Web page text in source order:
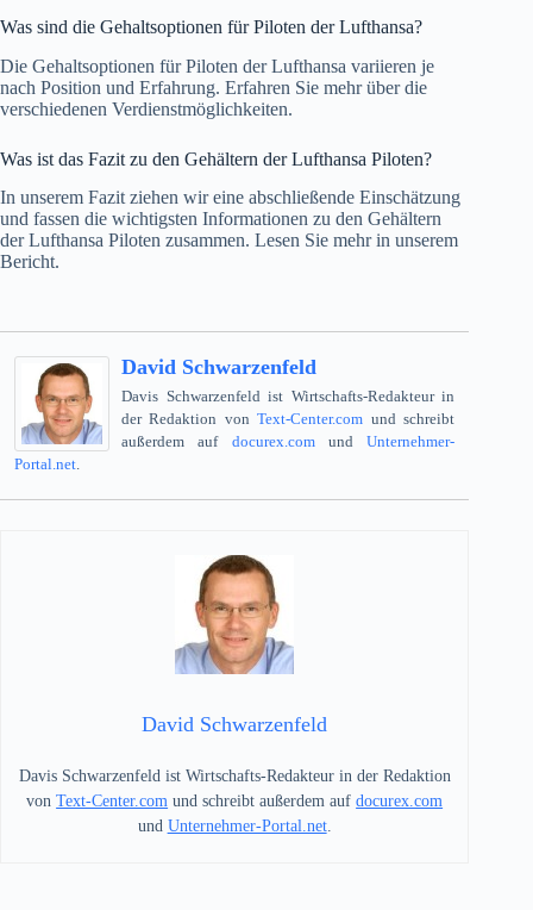
Was sind die Gehaltsoptionen für Piloten der Lufthansa?
Die Gehaltsoptionen für Piloten der Lufthansa variieren je
nach Position und Erfahrung. Erfahren Sie mehr über die
verschiedenen Verdienstmöglichkeiten.
Was ist das Fazit zu den Gehältern der Lufthansa Piloten?
In unserem Fazit ziehen wir eine abschließende Einschätzung
und fassen die wichtigsten Informationen zu den Gehältern
der Lufthansa Piloten zusammen. Lesen Sie mehr in unserem
Bericht.
David Schwarzenfeld
Davis Schwarzenfeld ist Wirtschafts-Redakteur in
der Redaktion vonText-Center.com und schreibt
außerdem auf docurex.comundUnternehmer-
Portal.net.
David Schwarzenfeld
Davis Schwarzenfeld ist Wirtschafts-Redakteur in der Redaktion
vonText-Center.com und schreibt außerdem aufdocurex.com
und Unternehmer-Portal.net.